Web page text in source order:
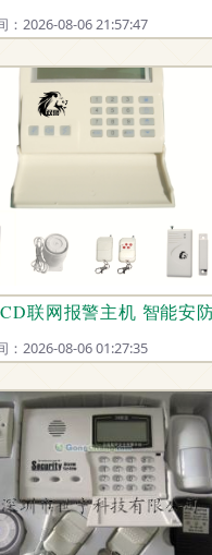
：2026-08-06 21:57:47
界联动报警系统的核心
联网报警主机 智能安
：2026-08-06 01:27:35